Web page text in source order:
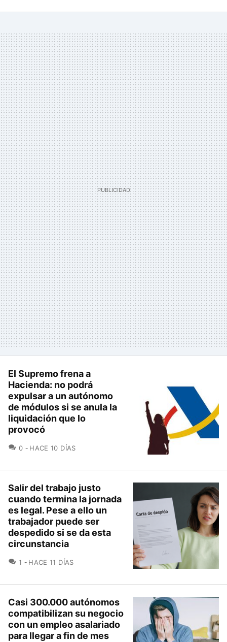
El Supremo frena a
Hacienda: no podrá
expulsar a un autónomo
de módulos si se anula la
liquidación que lo
provocó
0 COMENTARIOS
HACE 10 DÍAS
Salir del trabajo justo
cuando termina la jornada
es legal. Pese a ello un
trabajador puede ser
despedido si se da esta
circunstancia
1 COMENTARIOS
HACE 11 DÍAS
Casi 300.000 autónomos
compatibilizan su negocio
con un empleo asalariado
para llegar a fin de mes